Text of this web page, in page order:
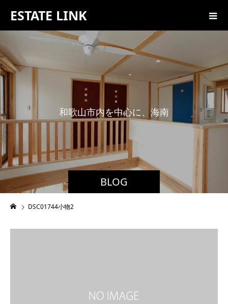
ESTATE LINK
BLOG
歌山市内を中心に、海 南市・
DSC01744小物2